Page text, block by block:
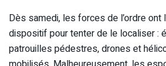
Dès samedi, les forces de l’ordre ont
dispositif pour tenter de le localiser :
patrouilles pédestres, drones et